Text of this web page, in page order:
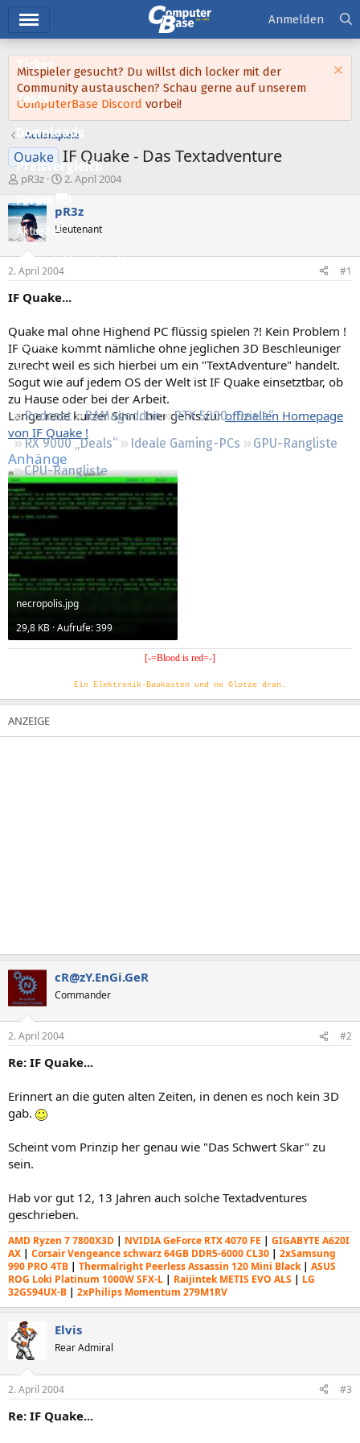
Ticker
Tests
Downloads
Preisvergleich
Forum
Aktuelles
Empfohlene Inhalte
Leserartikel
Regeln
Podcast RAMageddon
RTX 5000 „Deals“
RX 9000 „Deals“
Ideale Gaming-PCs
GPU-Rangliste
CPU-Rangliste
Anmelden
Mitspieler gesucht? Du willst dich locker mit der
Community austauschen? Schau gerne auf unserem
ComputerBase Discord vorbei!
Actionspiele
Quake IF Quake - Das Textadventure
E
r
s
t
e
l
e
r
pR3z
E
s
e
t
2. April 2004
pR3z
Lieutenant
2. April 2004 #1
IF Quake...
Quake mal ohne Highend PC flüssig spielen ?! Kein Problem !
IF Quake kommt nämliche ohne jeglichen 3D Beschleuniger
zurecht weil es sich hierbei um ein "TextAdventure" handelt.
Sogut wie auf jedem OS der Welt ist IF Quake einsetztbar, ob
zu Hause oder bei der Arbeit.
Lange rede kurzer Sinn.. hier gehts zuroffiziellen Homepage
von IF Quake !
Anhänge
necropolis.jpg
29,8 KB · Aufrufe: 399
[-=Blood is red=-]
Ein Elektronik-Baukasten und ne Glotze dran.
cR@zY.EnGi.GeR
Commander
2. April 2004 #2
Re: IF Quake...
Erinnert an die guten alten Zeiten, in denen es noch kein 3D
gab.
Scheint vom Prinzip her genau wie "Das Schwert Skar" zu
sein.
Hab vor gut 12, 13 Jahren auch solche Textadventures
geschrieben.
AMD Ryzen 7 7800X3D | NVIDIA GeForce RTX 4070 FE | GIGABYTE A620I
AX | Corsair Vengeance schwarz 64GB DDR5-6000 CL30 | 2xSamsung
990 PRO 4TB | Thermalright Peerless Assassin 120 Mini Black | ASUS
ROG Loki Platinum 1000W SFX-L | Raijintek METIS EVO ALS | LG
32GS94UX-B | 2xPhilips Momentum 279M1RV
Elvis
Rear Admiral
2. April 2004 #3
Re: IF Quake...